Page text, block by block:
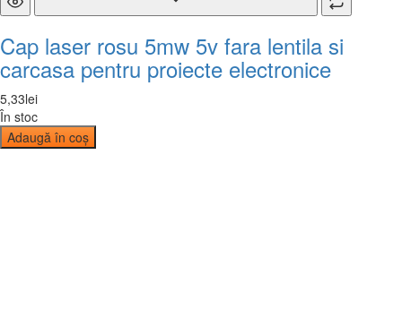
Cap laser rosu 5mw 5v fara lentila si
carcasa pentru proiecte electronice
5,33lei
În stoc
Adaugă în coș